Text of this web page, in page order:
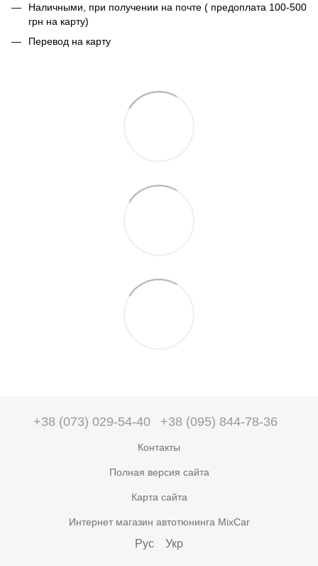
Наличными, при получении на почте ( предоплата 100-500
грн на карту)
Перевод на карту
+38 (073) 029-54-40 +38 (095) 844-78-36
Контакты
Полная версия сайта
Карта сайта
Интернет магазин автотюнинга MixCar
Рус Укр